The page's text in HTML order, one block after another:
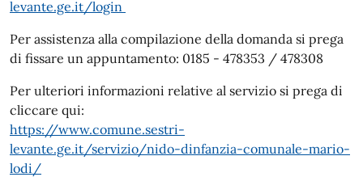
levante.ge.it/login
Per assistenza alla compilazione della domanda si prega
di fissare un appuntamento: 0185 - 478353 / 478308
Per ulteriori informazioni relative al servizio si prega di
cliccare qui:
https://www.comune.sestri-
levante.ge.it/servizio/nido-dinfanzia-comunale-mario-
lodi/